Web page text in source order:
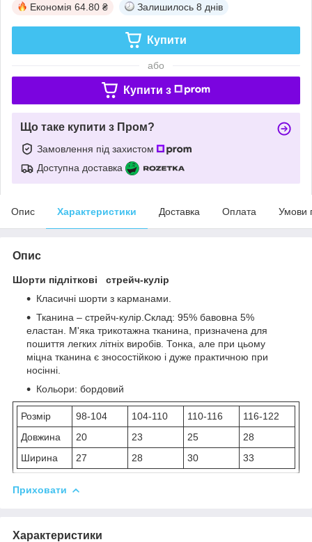
Економія 64.80 ₴ Залишилось 8 днів
Купити
або
Купити з
Що таке купити з Пром?
Замовлення під захистом
Доступна доставка
Опис Характеристики Доставка Оплата Умови
Опис
Шорти підліткові стрейч-кулір
Класичні шорти з карманами.
Тканина – стрейч-кулір.Склад: 95% бавовна 5%
еластан. М'яка трикотажна тканина, призначена для
пошиття легких літніх виробів. Тонка, але при цьому
міцна тканина є зносостійкою і дуже практичною при
носінні.
Кольори: бордовий
Розмір 98-104 104-110 110-116
116-122
Довжина
20 23 25
28
Ширина
27 28 30 33
Приховати
Характеристики